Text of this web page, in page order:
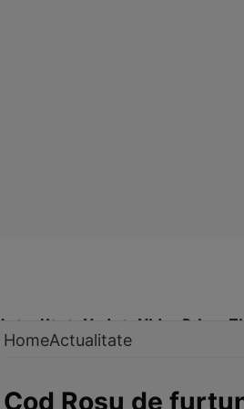
Actualitate Vedete Video Prime
HomeActualitate
Cod Roșu de